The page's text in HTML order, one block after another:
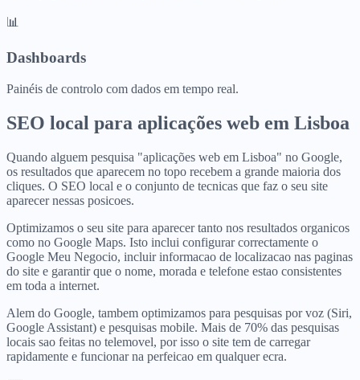
📊
Dashboards
Painéis de controlo com dados em tempo real.
SEO local para aplicações web em Lisboa
Quando alguem pesquisa "aplicações web em Lisboa" no Google,
os resultados que aparecem no topo recebem a grande maioria dos
cliques. O SEO local e o conjunto de tecnicas que faz o seu site
aparecer nessas posicoes.
Optimizamos o seu site para aparecer tanto nos resultados organicos
como no Google Maps. Isto inclui configurar correctamente o
Google Meu Negocio, incluir informacao de localizacao nas paginas
do site e garantir que o nome, morada e telefone estao consistentes
em toda a internet.
Alem do Google, tambem optimizamos para pesquisas por voz (Siri,
Google Assistant) e pesquisas mobile. Mais de 70% das pesquisas
locais sao feitas no telemovel, por isso o site tem de carregar
rapidamente e funcionar na perfeicao em qualquer ecra.